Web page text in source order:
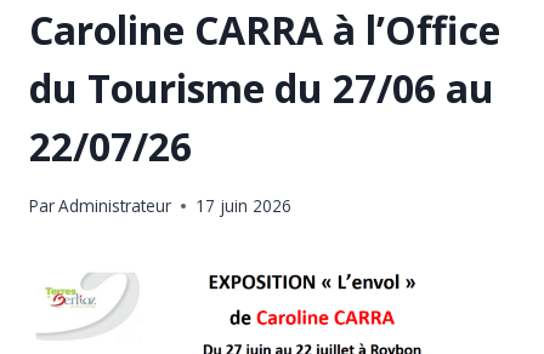
Caroline CARRA à l’Office
du Tourisme du 27/06 au
22/07/26
ParAdministrateur 17 juin 2026